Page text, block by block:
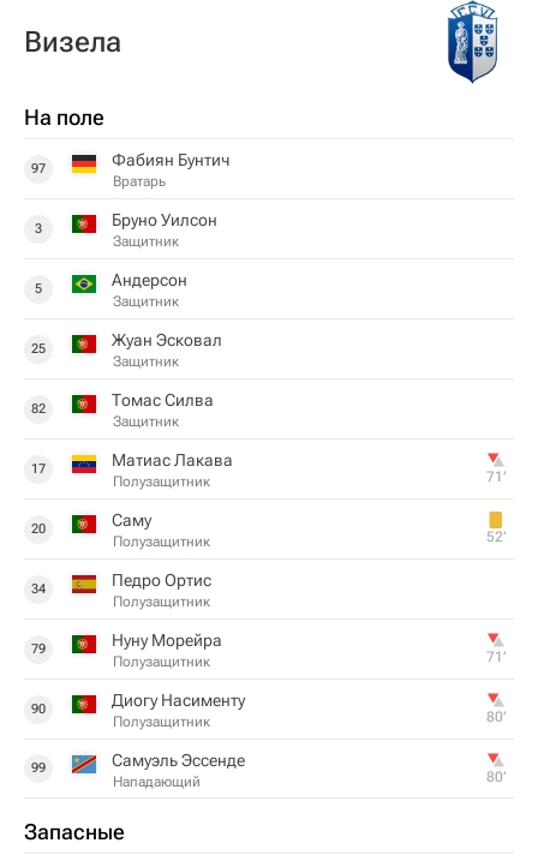
Визела
На поле
97 Фабиян Бунтич
Вратарь
3 Бруно Уилсон
Защитник
5 Андерсон
Защитник
25 Жуан Эсковал
Защитник
82 Томас Силва
Защитник
17 Матиас Лакава
Полузащитник 71‎’‎
20 Саму
Полузащитник 52‎’‎
34 Педро Ортис
Полузащитник
79 Нуну Морейра
Полузащитник 71‎’‎
90 Диогу Насименту
Полузащитник 80‎’‎
99 Самуэль Эссенде
Нападающий 80‎’‎
Запасные